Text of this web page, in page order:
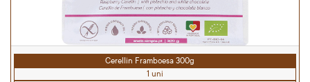
Cerellin Framboesa 300g
1 uni